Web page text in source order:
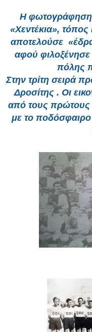
Η φωτογράφηση
«Χεντέκια»,
αποτελούσε
αφού
πόλης
Στην τρίτη σειρά
Δροσίτης . Οι
από τους πρώτους
με το